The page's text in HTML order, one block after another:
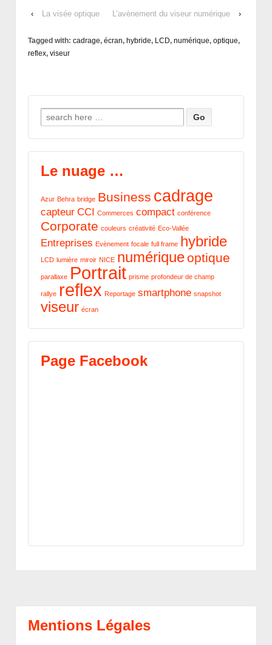
‹ La visée optique L’avènement du viseur numérique ›
Tagged with: cadrage, écran, hybride, LCD, numérique, optique,
reflex, viseur
Search for:
Le nuage …
Azur Behra bridge Business cadrage
capteur CCI Commerces compact conférence
Corporate couleurs créativité Eco-Vallée
Entreprises Evènement focale full frame hybride
LCD lumière miroir NICE numériqueoptique
parallaxe Portrait prisme profondeur de champ
rallye reflex Reportage smartphone snapshot
viseur écran
Page Facebook
Mentions Légales